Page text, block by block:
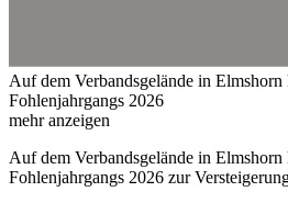
Auf dem Verbandsgelände in
Fohlenjahrgangs 2026
mehr anzeigen
Auf dem Verbandsgelände in
Fohlenjahrgangs 2026 zur